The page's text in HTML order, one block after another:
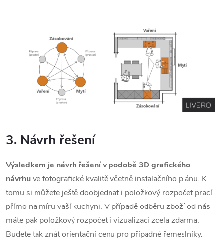
3. Návrh řešení
Výsledkem je návrh řešení v podobě 3D grafického
návrhuve fotografické kvalitě včetně instalačního plánu. K
tomu si můžete ještě doobjednat i položkový rozpočet prací
přímo na míru vaší kuchyni. V případě odběru zboží od nás
máte pak položkový rozpočet i vizualizaci zcela zdarma.
Budete tak znát orientační cenu pro případné řemeslníky.